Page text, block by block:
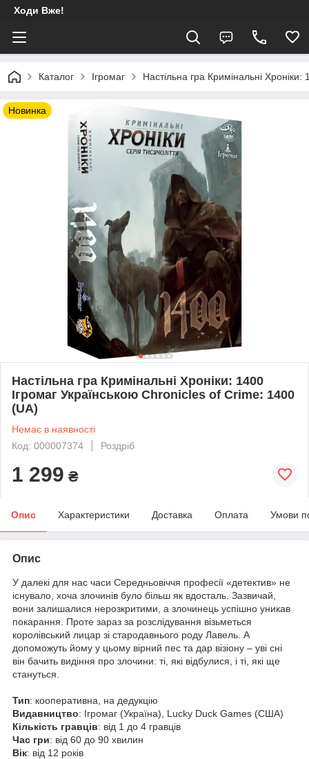
Ходи Вже!
Каталог Ігромаг Настільна гра Кримінальні
Новинка
Настільна гра Кримінальні Хроніки: 1400
Ігромаг Українською Chronicles of Crime: 1400
(UA)
Немає в наявності
Код: 000007374
Роздріб
1 299 ₴
Опис Характеристики Доставка Оплата Умови
Опис
У далекі для нас часи Середньовіччя професії «детектив» не
існувало, хоча злочинів було більш як вдосталь. Зазвичай,
вони залишалися нерозкритими, а злочинець успішно уникав
покарання. Проте зараз за розслідування візьметься
королівський лицар зі стародавнього роду Лавель. А
допоможуть йому у цьому вірний пес та дар візіону – уві сні
він бачить видіння про злочини: ті, які відбулися, і ті, які ще
стануться.
Тип: кооперативна, на дедукцію
Видавництво: Ігромаг (Україна), Lucky Duck Games (США)
Кiлькiсть гравцiв: від 1 до 4 гравців
Час гри: від 60 до 90 хвилин
Вiк: від 12 років